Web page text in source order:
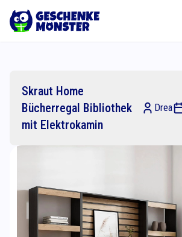
Skraut Home
Bücherregal Bibliothek
mit Elektrokamin
Drea